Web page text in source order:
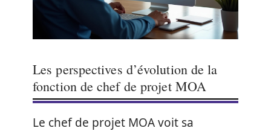
Les perspectives d’évolution de la
fonction de chef de projet MOA
Le chef de projet MOA voit sa